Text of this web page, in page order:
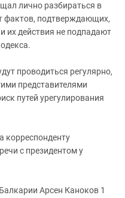
лично разбираться в
фактов, подтверждающих,
их действия не подпадают
проводиться регулярно,
представителями
путей урегулирования
корреспонденту
с президентом у
Арсен Каноков 1